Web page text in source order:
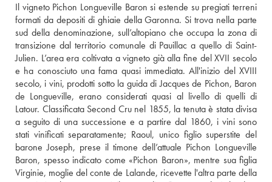
Il vigneto Pichon Longueville Baron si estende su pregiati terreni
formati da depositi di ghiaie della Garonna. Si trova nella parte
sud della denominazione, sull’altopiano che occupa la zona di
transizione dal territorio comunale di Pauillac a quello di Saint-
Julien. L’area era coltivata a vigneto già alla fine del XVII secolo
e ha conosciuto una fama quasi immediata. All'inizio del XVIII
secolo, i vini, prodotti sotto la guida di Jacques de Pichon, Baron
de Longueville, erano considerati quasi al livello di quelli di
Latour. Classificata Second Cru nel 1855, la tenuta è stata divisa
a seguito di una successione e a partire dal 1860, i vini sono
stati vinificati separatamente; Raoul, unico figlio superstite del
barone Joseph, prese il timone dell’attuale Pichon Longueville
Baron, spesso indicato come «Pichon Baron», mentre sua figlia
Virginie, moglie del conte de Lalande, ricevette l'altra parte della